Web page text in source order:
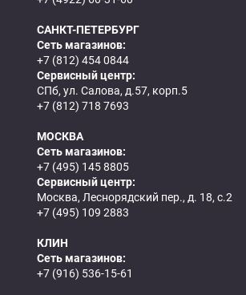
САНКТ-ПЕТЕРБУРГ
Сеть магазинов:
+7 (812) 454 0844
Сервисный центр:
СПб, ул. Салова, д.57, корп.5
+7 (812) 718 7693
МОСКВА
Сеть магазинов:
+7 (495) 145 8805
Сервисный центр:
Москва, Леснорядский пер., д. 18, с.2
+7 (495) 109 2883
КЛИН
Сеть магазинов:
+7 (916) 536-15-61